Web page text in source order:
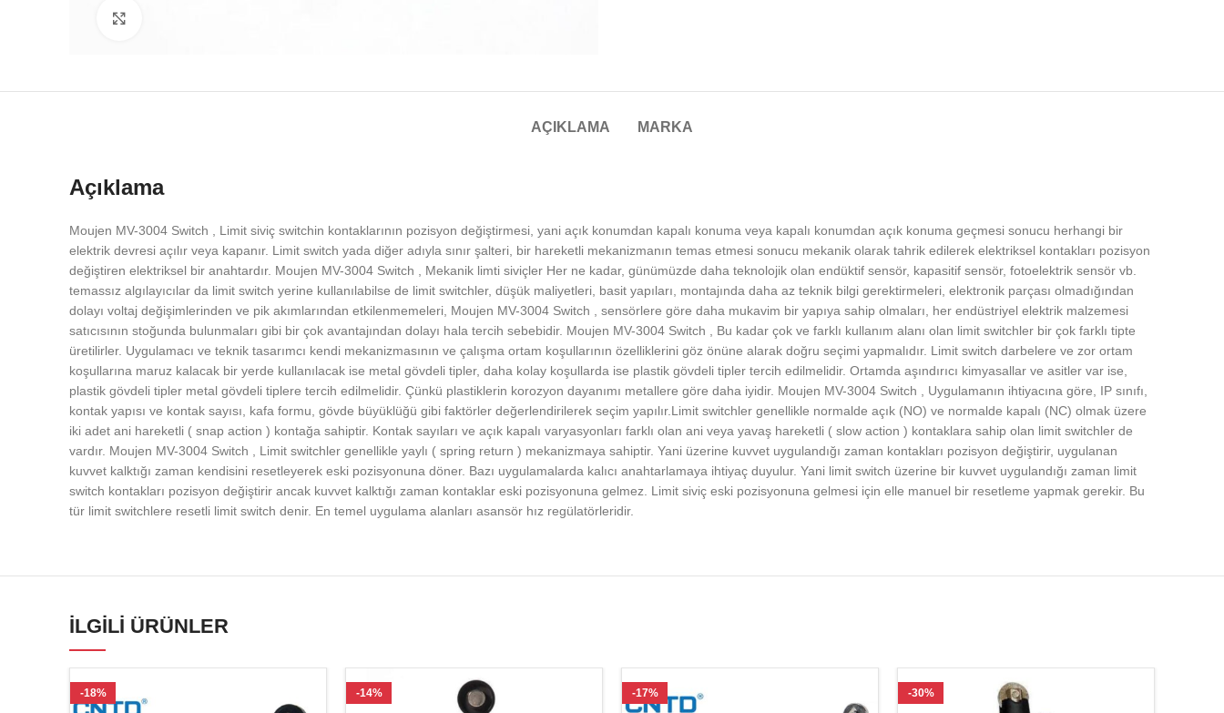
AÇIKLAMA MARKA
Açıklama
Moujen MV-3004 Switch , Limit siviç switchin kontaklarının pozisyon değiştirmesi, yani açık konumdan kapalı konuma veya kapalı konumdan açık konuma geçmesi sonucu herhangi bir
elektrik devresi açılır veya kapanır. Limit switch yada diğer adıyla sınır şalteri, bir hareketli mekanizmanın temas etmesi sonucu mekanik olarak tahrik edilerek elektriksel kontakları pozisyon
değiştiren elektriksel bir anahtardır. Moujen MV-3004 Switch , Mekanik limti siviçler Her ne kadar, günümüzde daha teknolojik olan endüktif sensör, kapasitif sensör, fotoelektrik sensör vb.
temassız algılayıcılar da limit switch yerine kullanılabilse de limit switchler, düşük maliyetleri, basit yapıları, montajında daha az teknik bilgi gerektirmeleri, elektronik parçası olmadığından
dolayı voltaj değişimlerinden ve pik akımlarından etkilenmemeleri, Moujen MV-3004 Switch , sensörlere göre daha mukavim bir yapıya sahip olmaları, her endüstriyel elektrik malzemesi
satıcısının stoğunda bulunmaları gibi bir çok avantajından dolayı hala tercih sebebidir. Moujen MV-3004 Switch , Bu kadar çok ve farklı kullanım alanı olan limit switchler bir çok farklı tipte
üretilirler. Uygulamacı ve teknik tasarımcı kendi mekanizmasının ve çalışma ortam koşullarının özelliklerini göz önüne alarak doğru seçimi yapmalıdır. Limit switch darbelere ve zor ortam
koşullarına maruz kalacak bir yerde kullanılacak ise metal gövdeli tipler, daha kolay koşullarda ise plastik gövdeli tipler tercih edilmelidir. Ortamda aşındırıcı kimyasallar ve asitler var ise,
plastik gövdeli tipler metal gövdeli tiplere tercih edilmelidir. Çünkü plastiklerin korozyon dayanımı metallere göre daha iyidir. Moujen MV-3004 Switch , Uygulamanın ihtiyacına göre, IP sınıfı,
kontak yapısı ve kontak sayısı, kafa formu, gövde büyüklüğü gibi faktörler değerlendirilerek seçim yapılır.Limit switchler genellikle normalde açık (NO) ve normalde kapalı (NC) olmak üzere
iki adet ani hareketli ( snap action ) kontağa sahiptir. Kontak sayıları ve açık kapalı varyasyonları farklı olan ani veya yavaş hareketli ( slow action ) kontaklara sahip olan limit switchler de
vardır. Moujen MV-3004 Switch , Limit switchler genellikle yaylı ( spring return ) mekanizmaya sahiptir. Yani üzerine kuvvet uygulandığı zaman kontakları pozisyon değiştirir, uygulanan
kuvvet kalktığı zaman kendisini resetleyerek eski pozisyonuna döner. Bazı uygulamalarda kalıcı anahtarlamaya ihtiyaç duyulur. Yani limit switch üzerine bir kuvvet uygulandığı zaman limit
switch kontakları pozisyon değiştirir ancak kuvvet kalktığı zaman kontaklar eski pozisyonuna gelmez. Limit siviç eski pozisyonuna gelmesi için elle manuel bir resetleme yapmak gerekir. Bu
tür limit switchlere resetli limit switch denir. En temel uygulama alanları asansör hız regülatörleridir.
İLGILI ÜRÜNLER
-18% -14% -17% -30%